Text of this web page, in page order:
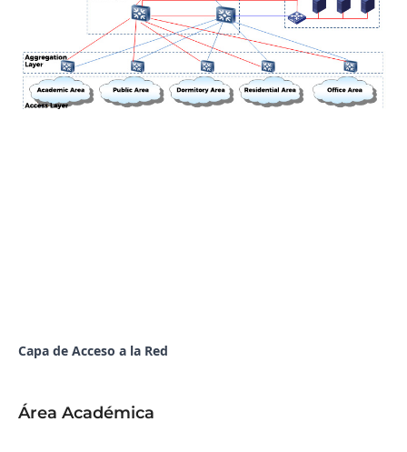
Capa de Acceso a la Red
Área Académica